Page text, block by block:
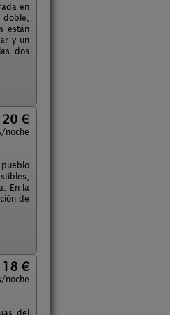
en
están
y un
dos
20 €
noche
En la
de
18 €
noche
del